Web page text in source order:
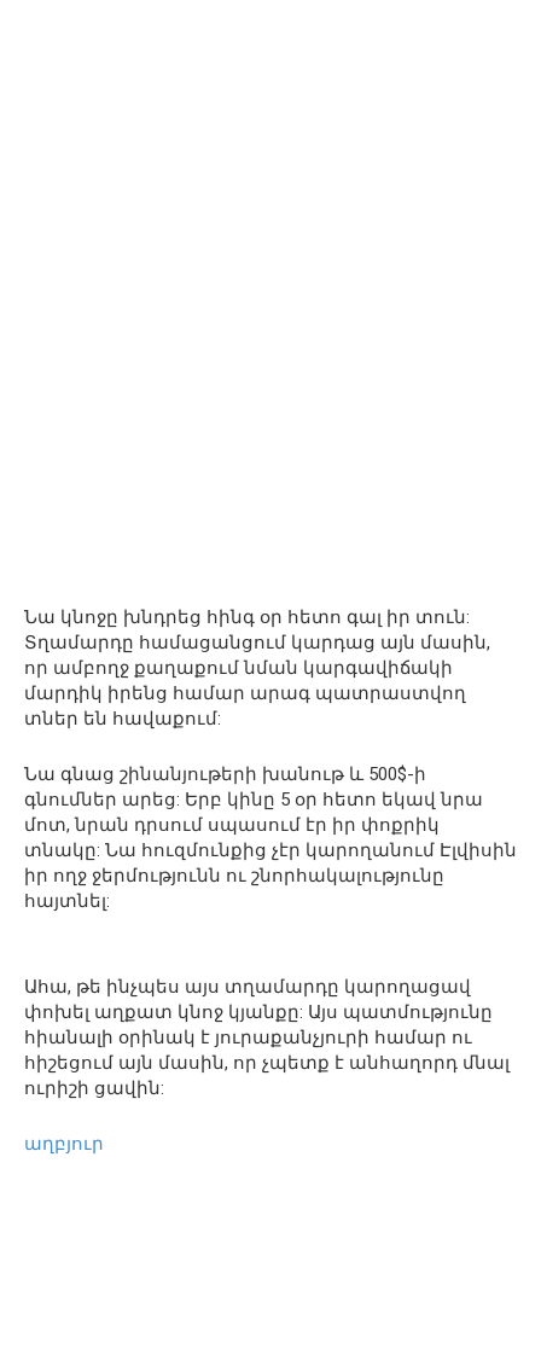
Նա կնոջը խնդրեց հինգ օր հետո գալ իր տուն:
Տղամարդը համացանցում կարդաց այն մասին,
որ ամբողջ քաղաքում նման կարգավիճակի
մարդիկ իրենց համար արագ պատրաստվող
տներ են հավաքում:
Նա գնաց շինանյութերի խանութ և 500$-ի
գնումներ արեց: Երբ կինը 5 օր հետո եկավ նրա
մոտ, նրան դրսում սպասում էր իր փոքրիկ
տնակը: Նա հուզմունքից չէր կարողանում Էլվիսին
իր ողջ ջերմությունն ու շնորհակալությունը
հայտնել:
Ահա, թե ինչպես այս տղամարդը կարողացավ
փոխել աղքատ կնոջ կյանքը: Այս պատմությունը
հիանալի օրինակ է յուրաքանչյուրի համար ու
հիշեցում այն մասին, որ չպետք է անհաղորդ մնալ
ուրիշի ցավին:
աղբյուր